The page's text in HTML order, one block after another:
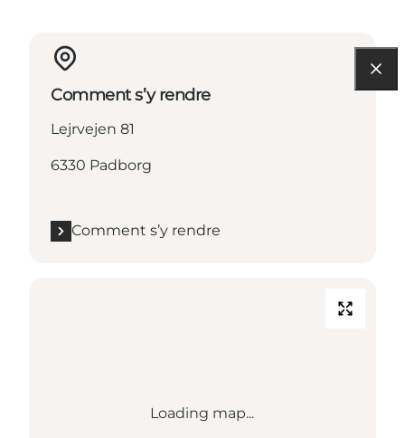
Comment s’y rendre
Lejrvejen 81
6330 Padborg
Comment s’y rendre
Loading map...